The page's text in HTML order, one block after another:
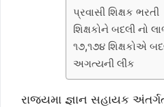
પ્રવાસી શિક્ષક ભરતી
શિક્ષકોને બદલી નો
૧૭,૧૭૪ શિક્ષકોએ
અગત્યની લીંક
રાજયમા જ્ઞાન સહાયક